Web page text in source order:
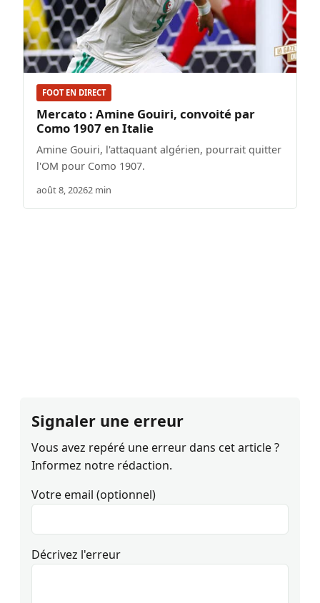
FOOT EN DIRECT
Mercato : Amine Gouiri, convoité par
Como 1907 en Italie
Amine Gouiri, l'attaquant algérien, pourrait quitter
l'OM pour Como 1907.
août 8, 20262 min
Signaler une erreur
Vous avez repéré une erreur dans cet article ?
Informez notre rédaction.
Votre email (optionnel)
Décrivez l'erreur